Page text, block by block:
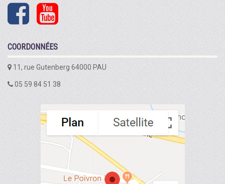
COORDONNÉES
11, rue Gutenberg 64000 PAU
05 59 84 51 38